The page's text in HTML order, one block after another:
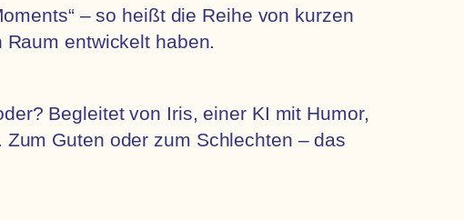
– so heißt die Reihe von kurzen
entwickelt haben.
Begleitet von Iris, einer KI mit Humor,
Guten oder zum Schlechten – das